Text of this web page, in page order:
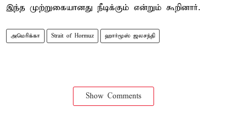
இந்த முற்றுகையானது நீடிக்கும் என்றும் கூறினார்.
அமெரிக்கா Strait of Hormuz ஹார்மூஸ் ஜலசந்தி
Show Comments